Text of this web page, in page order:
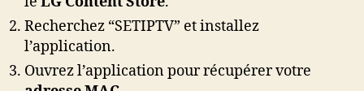
Recherchez “SETIPTV” et installez
l’application.
Ouvrez l’application pour récupérer votre